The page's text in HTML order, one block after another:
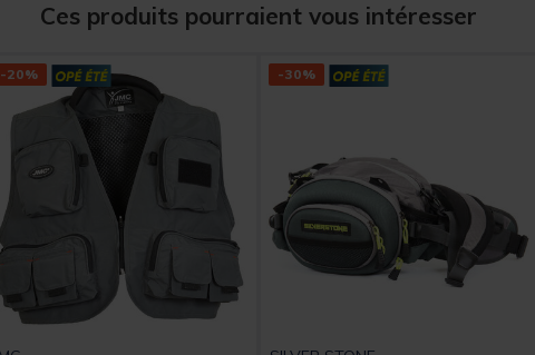
Ces produits pourraient vous intéresser
-20% -30%